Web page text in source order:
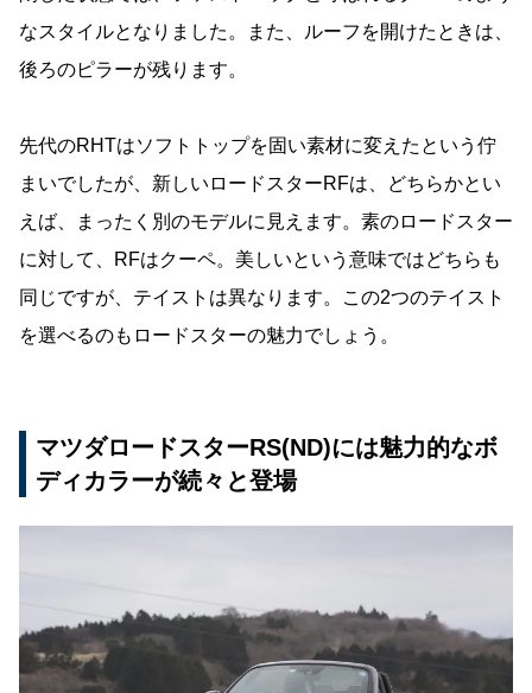
なスタイルとなりました。また、ルーフを開けたときは、
後ろのピラーが残ります。
先代のRHTはソフトトップを固い素材に変えたという佇
まいでしたが、新しいロードスターRFは、どちらかとい
えば、まったく別のモデルに見えます。素のロードスター
に対して、RFはクーペ。美しいという意味ではどちらも
同じですが、テイストは異なります。この2つのテイスト
を選べるのもロードスターの魅力でしょう。
マツダロードスターRS(ND)には魅力的なボ
ディカラーが続々と登場